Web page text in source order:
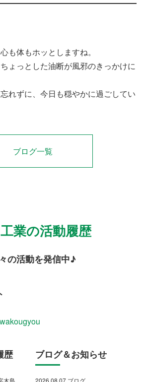
も体もホッとしますね。
ょっとした油断が風邪のきっかけに
れずに、今日も穏やかに過ごしてい
ブログ一覧
業の活動履歴
の活動を発信中♪
歴
木島
ブログ＆お知らせ
2026.08.07 ブログ